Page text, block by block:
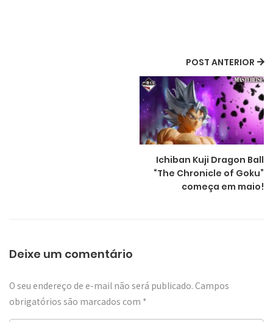
POST ANTERIOR
Ichiban Kuji Dragon Ball
“The Chronicle of Goku”
começa em maio!
Deixe um comentário
O seu endereço de e-mail não será publicado. Campos
obrigatórios são marcados com *